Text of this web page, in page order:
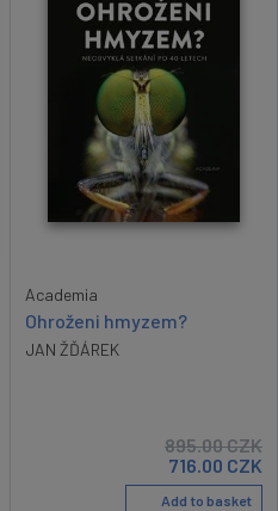
Academia
Ohroženi hmyzem?
JAN ŽĎÁREK
895.00CZK
716.00 CZK
Add to basket